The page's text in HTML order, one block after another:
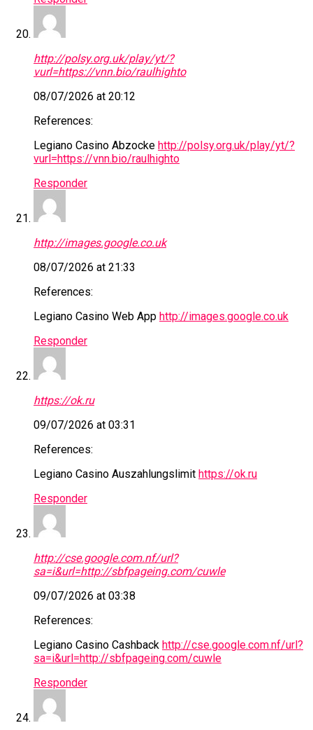
http://polsy.org.uk/play/yt/?
vurl=https://vnn.bio/raulhighto
08/07/2026 at 20:12
References:
Legiano Casino Abzocke http://polsy.org.uk/play/yt/?
vurl=https://vnn.bio/raulhighto
Responder
http://images.google.co.uk
08/07/2026 at 21:33
References:
Legiano Casino Web App http://images.google.co.uk
Responder
https://ok.ru
09/07/2026 at 03:31
References:
Legiano Casino Auszahlungslimit https://ok.ru
Responder
http://cse.google.com.nf/url?
sa=i&url=http://sbfpageing.com/cuwle
09/07/2026 at 03:38
References:
Legiano Casino Cashback http://cse.google.com.nf/url?
sa=i&url=http://sbfpageing.com/cuwle
Responder